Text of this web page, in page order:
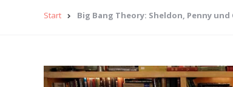
Start Big Bang Theory: Sheldon, Penny